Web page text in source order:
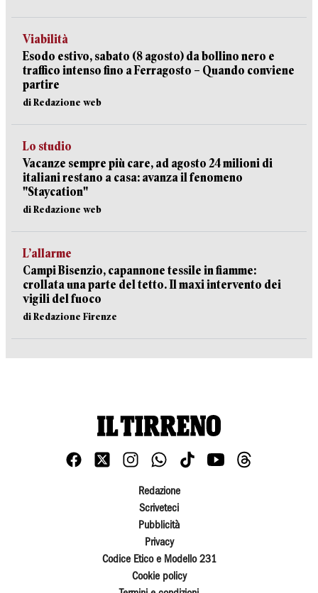
Viabilità
Esodo estivo, sabato (8 agosto) da bollino nero e
traffico intenso fino a Ferragosto – Quando conviene
partire
di Redazione web
Lo studio
Vacanze sempre più care, ad agosto 24 milioni di
italiani restano a casa: avanza il fenomeno
"Staycation"
di Redazione web
L’allarme
Campi Bisenzio, capannone tessile in fiamme:
crollata una parte del tetto. Il maxi intervento dei
vigili del fuoco
di Redazione Firenze
Redazione
Scriveteci
Pubblicità
Privacy
Codice Etico e Modello 231
Cookie policy